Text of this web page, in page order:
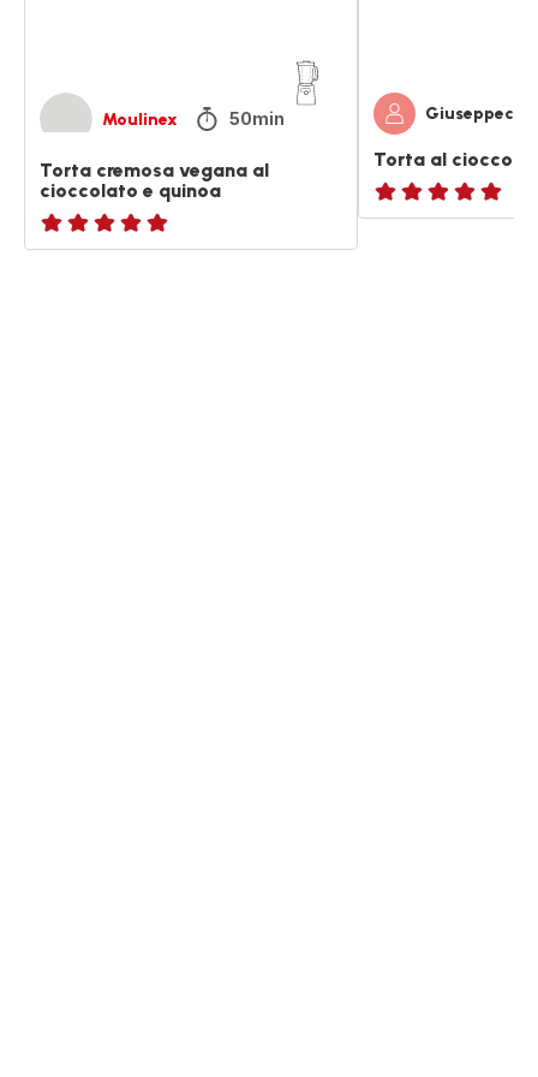
Moulinex 50min
Torta cremosa vegana al
cioccolato e quinoa
ratings.NaN
Giuseppechs
Torta al
ratings.NaN